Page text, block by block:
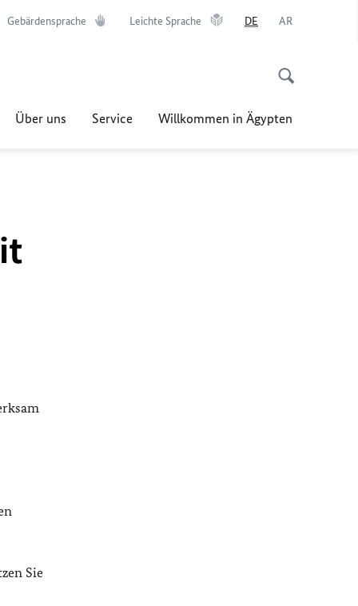
Gebärdensprache Leichte Sprache DE AR
Über uns Service Willkommen in Ägypten
Sie